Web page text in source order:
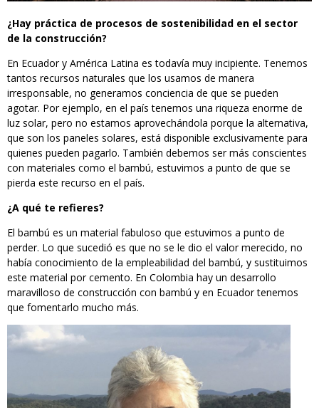
¿Hay práctica de procesos de sostenibilidad en el sector
de la construcción?
En Ecuador y América Latina es todavía muy incipiente. Tenemos
tantos recursos naturales que los usamos de manera
irresponsable, no generamos conciencia de que se pueden
agotar. Por ejemplo, en el país tenemos una riqueza enorme de
luz solar, pero no estamos aprovechándola porque la alternativa,
que son los paneles solares, está disponible exclusivamente para
quienes pueden pagarlo. También debemos ser más conscientes
con materiales como el bambú, estuvimos a punto de que se
pierda este recurso en el país.
¿A qué te refieres?
El bambú es un material fabuloso que estuvimos a punto de
perder. Lo que sucedió es que no se le dio el valor merecido, no
había conocimiento de la empleabilidad del bambú, y sustituimos
este material por cemento. En Colombia hay un desarrollo
maravilloso de construcción con bambú y en Ecuador tenemos
que fomentarlo mucho más.